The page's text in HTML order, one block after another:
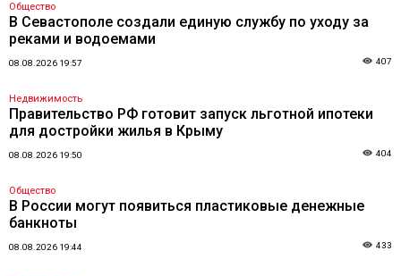
Общество
В Севастополе создали единую службу по уходу за
реками и водоемами
08.08.2026 19:57 407
Недвижимость
Правительство РФ готовит запуск льготной ипотеки
для достройки жилья в Крыму
08.08.2026 19:50 404
Общество
В России могут появиться пластиковые денежные
банкноты
08.08.2026 19:44 433